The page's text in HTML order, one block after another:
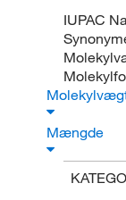
IUPAC
Mængde